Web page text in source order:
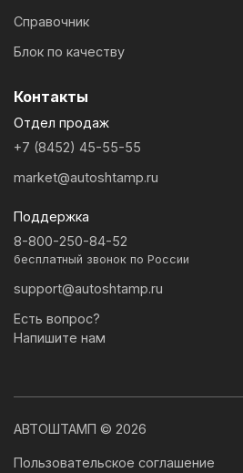
Справочник
Блок по качеству
Контакты
Отдел продаж
+7 (8452) 45-55-55
market@autoshtamp.ru
Поддержка
8-800-250-84-52
бесплатный звонок по России
support@autoshtamp.ru
Есть вопрос?
Напишите нам
АВТОШТАМП © 2026
Пользовательское соглашение